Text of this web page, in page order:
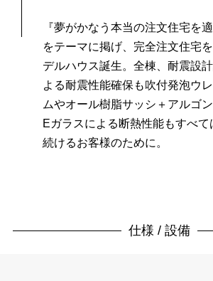
『夢がかなう本当の注文住宅を
をテーマに掲げ、 完全注文住宅
デルハウス誕生。 全棟、耐震設
よる耐震性能確保も吹付発泡ウ
ムやオール樹脂サッシ＋アルゴ
Eガラスによる断熱性能もすべて
続けるお客様のために。
仕様 / 設備